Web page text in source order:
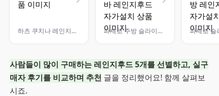
하츠 쿠치나 레인지후드 파세코 주방 슬라이딩 실버바 레인지후드 자가설치
사람들이 많이 구매하는 레인지후드 5개를 선별하고, 실구
매자 후기를 비교하며 추천 글을 정리했어요! 함께 살펴보
시죠.